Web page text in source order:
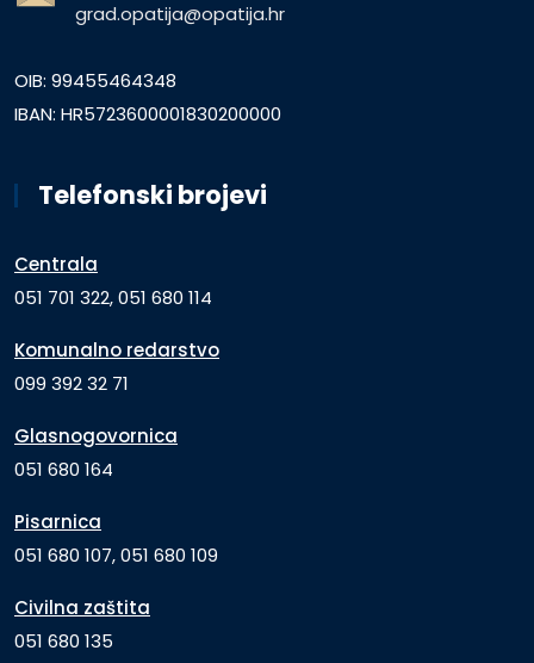
grad.opatija@opatija.hr
OIB: 99455464348
IBAN: HR5723600001830200000
Telefonski brojevi
Centrala
051 701 322, 051 680 114
Komunalno redarstvo
099 392 32 71
Glasnogovornica
051 680 164
Pisarnica
051 680 107, 051 680 109
Civilna zaštita
051 680 135